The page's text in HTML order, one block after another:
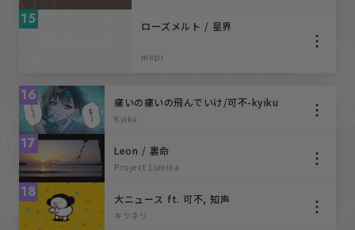
15 ローズメルト / 星界
mopi
16 痛いの痛いの飛んでいけ/可不-kyiku
Kyiku
17 Leon / 裏命
Project Lumina
18 大ニュース ft. 可不, 知声
キツネリ